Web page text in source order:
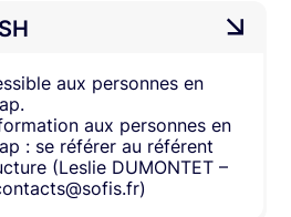
aux personnes en
aux personnes en
: se référer au référent
(Leslie DUMONTET –